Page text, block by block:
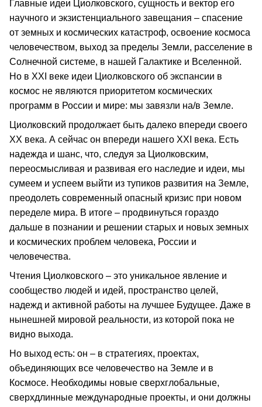
Главные идеи Циолковского, сущность и вектор его
научного и экзистенциального завещания – спасение
от земных и космических катастроф, освоение космоса
человечеством, выход за пределы Земли, расселение в
Солнечной системе, в нашей Галактике и Вселенной.
Но в XXI веке идеи Циолковского об экспансии в
космос не являются приоритетом космических
программ в России и мире: мы завязли на/в Земле.
Циолковский продолжает быть далеко впереди своего
XX века. А сейчас он впереди нашего XXI века. Есть
надежда и шанс, что, следуя за Циолковским,
переосмысливая и развивая его наследие и идеи, мы
сумеем и успеем выйти из тупиков развития на Земле,
преодолеть современный опасный кризис при новом
переделе мира. В итоге – продвинуться гораздо
дальше в познании и решении старых и новых земных
и космических проблем человека, России и
человечества.
Чтения Циолковского – это уникальное явление и
сообщество людей и идей, пространство целей,
надежд и активной работы на лучшее Будущее. Даже в
нынешней мировой реальности, из которой пока не
видно выхода.
Но выход есть: он – в стратегиях, проектах,
объединяющих все человечество на Земле и в
Космосе. Необходимы новые сверхглобальные,
сверхдлинные международные проекты, и они должны